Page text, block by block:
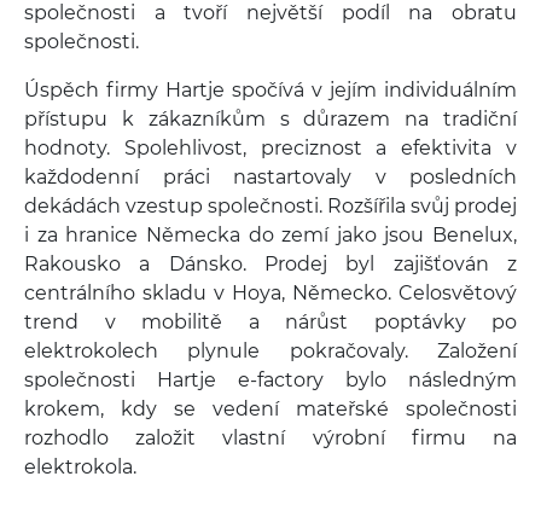
společnosti a tvoří největší podíl na obratu
společnosti.
Úspěch firmy Hartje spočívá v jejím individuálním
přístupu k zákazníkům s důrazem na tradiční
hodnoty. Spolehlivost, preciznost a efektivita v
každodenní práci nastartovaly v posledních
dekádách vzestup společnosti. Rozšířila svůj prodej
i za hranice Německa do zemí jako jsou Benelux,
Rakousko a Dánsko. Prodej byl zajišťován z
centrálního skladu v Hoya, Německo. Celosvětový
trend v mobilitě a nárůst poptávky po
elektrokolech plynule pokračovaly. Založení
společnosti Hartje e-factory bylo následným
krokem, kdy se vedení mateřské společnosti
rozhodlo založit vlastní výrobní firmu na
elektrokola.